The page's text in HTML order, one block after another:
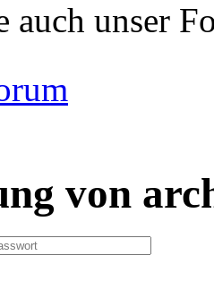
auch unser
von